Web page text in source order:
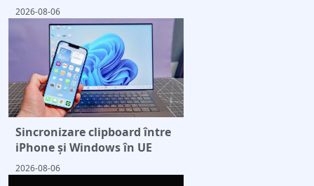
2026-08-06
Sincronizare clipboard între
iPhone și Windows în UE
2026-08-06